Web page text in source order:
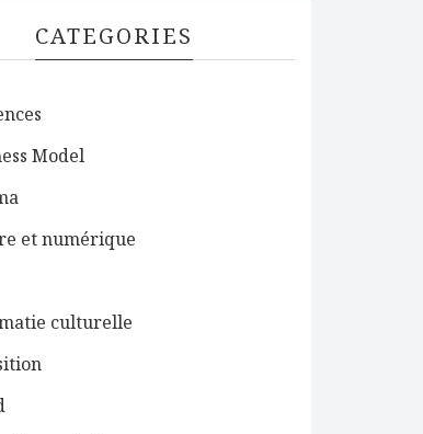
CATEGORIES
Model
et numérique
culturelle